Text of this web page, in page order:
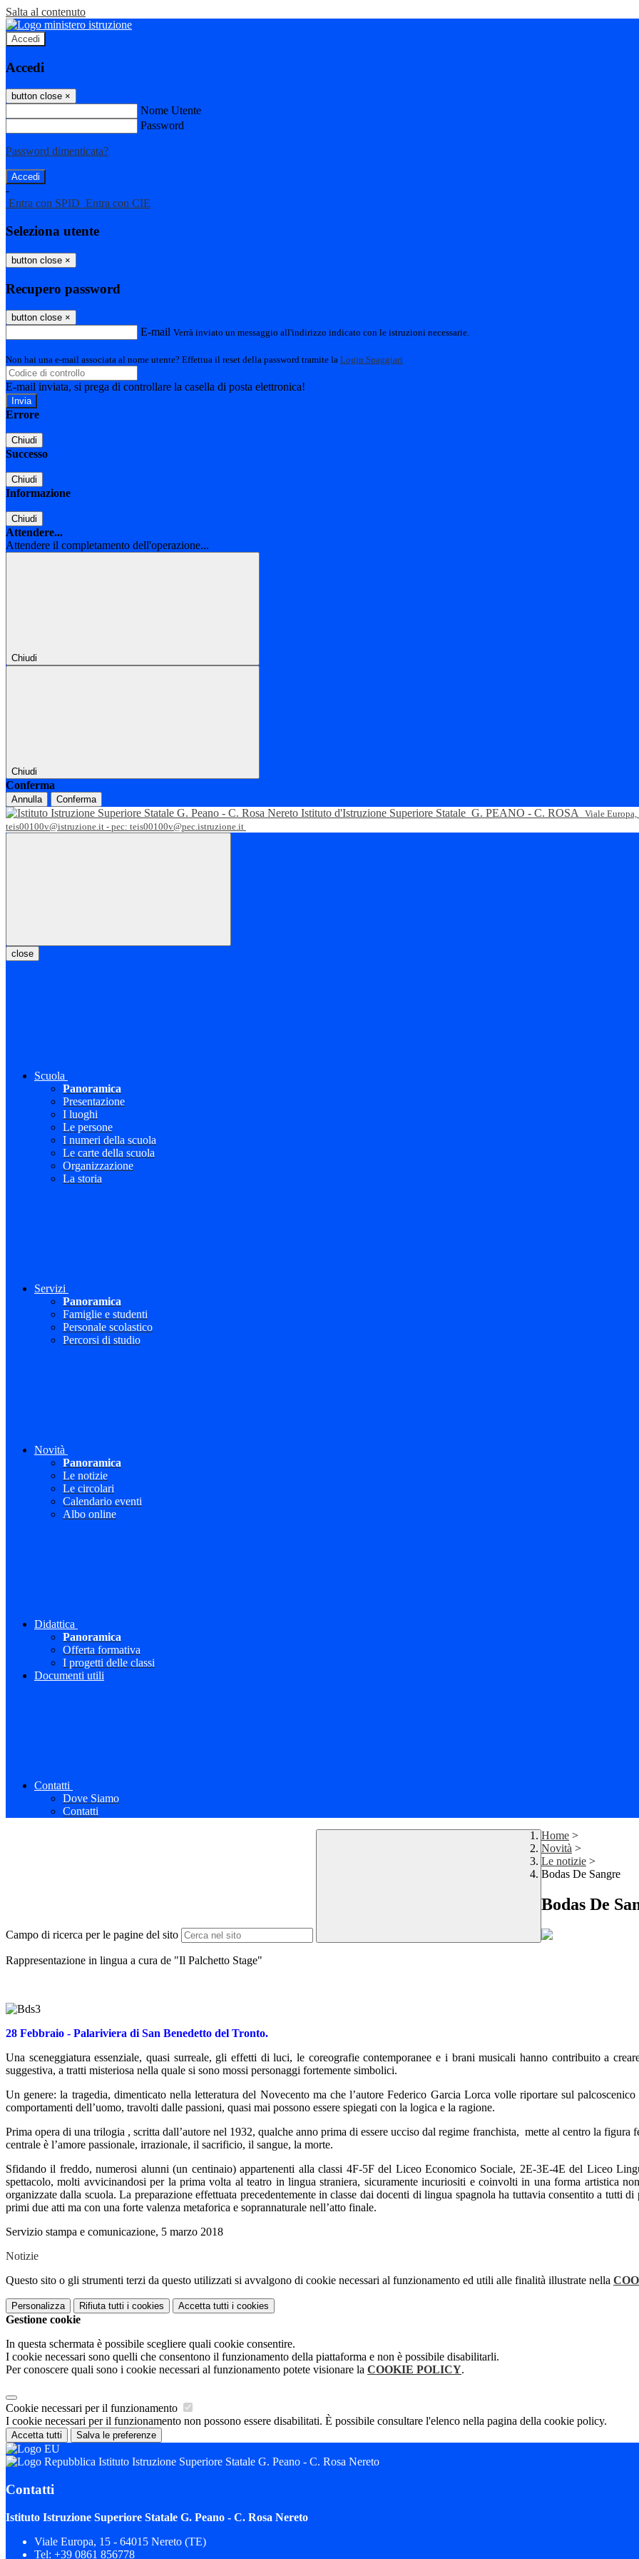
Salta al contenuto
Accedi
Accedi
button close ×
Nome Utente
Password
Password dimenticata?
-
Entra con SPID Entra con CIE
Seleziona utente
button close ×
Recupero password
button close ×
E-mail Verrà inviato un messaggio all'indirizzo indicato con le istruzioni necessarie.
Non hai una e-mail associata al nome utente? Effettua il reset della password tramite la Login Spaggiari
E-mail inviata, si prega di controllare la casella di posta elettronica!
Errore
Chiudi
Successo
Chiudi
Informazione
Chiudi
Attendere...
Attendere il completamento dell'operazione...
Chiudi
Chiudi
Conferma
Annulla Conferma
Istituto d'Istruzione Superiore Statale G. PEANO - C. ROSA
Viale
teis00100v@istruzione.it - pec: teis00100v@pec.istruzione.it
close
Scuola
Panoramica
Presentazione
I luoghi
Le persone
I numeri della scuola
Le carte della scuola
Organizzazione
La storia
Servizi
Panoramica
Famiglie e studenti
Personale scolastico
Percorsi di studio
Novità
Panoramica
Le notizie
Le circolari
Calendario eventi
Albo online
Didattica
Panoramica
Offerta formativa
I progetti delle classi
Documenti utili
Contatti
Dove Siamo
Contatti
Campo di ricerca per le pagine del sito
Home >
Novità >
Le notizie >
Bodas De Sangre
Bodas De
Rappresentazione in lingua a cura de "Il Palchetto Stage"
28 Febbraio - Palariviera di San Benedetto del Tronto.
Una sceneggiatura essenziale, quasi surreale, gli effetti di luci, le coreografie contemporanee e i brani musicali hanno contribuito a
suggestiva, a tratti misteriosa nella quale si sono mossi personaggi fortemente simbolici.
Un genere: la tragedia, dimenticato nella letteratura del Novecento ma che l’autore Federico Garcia Lorca volle riportare sul
comportamenti dell’uomo, travolti dalle passioni, quasi mai possono essere spiegati con la logica e la ragione.
Prima opera di una trilogia , scritta dall’autore nel 1932, qualche anno prima di essere ucciso dal regime franchista, mette al centro la
centrale è l’amore passionale, irrazionale, il sacrificio, il sangue, la morte.
Sfidando il freddo, numerosi alunni (un centinaio) appartenenti alla classi 4F-5F del Liceo Economico Sociale, 2E-3E-4E del Liceo
spettacolo, molti avvicinandosi per la prima volta al teatro in lingua straniera, sicuramente incuriositi e coinvolti in una forma artistica
organizzate dalla scuola. La preparazione effettuata precedentemente in classe dai docenti di lingua spagnola ha tuttavia consentito a tutti
primi due atti ma con una forte valenza metaforica e soprannaturale nell’atto finale.
Servizio stampa e comunicazione, 5 marzo 2018
Notizie
Questo sito o gli strumenti terzi da questo utilizzati si avvalgono di cookie necessari al funzionamento ed utili alle finalità illustrate nella
Personalizza Rifiuta tutti i cookies Accetta tutti i cookies
Gestione cookie
In questa schermata è possibile scegliere quali cookie consentire.
I cookie necessari sono quelli che consentono il funzionamento della piattaforma e non è possibile disabilitarli.
Per conoscere quali sono i cookie necessari al funzionamento potete visionare la COOKIE POLICY.
Cookie necessari per il funzionamento
I cookie necessari per il funzionamento non possono essere disabilitati. È possibile consultare l'elenco nella pagina della cookie policy.
Accetta tutti Salva le preferenze
Istituto Istruzione Superiore Statale G. Peano - C. Rosa Nereto
Contatti
Istituto Istruzione Superiore Statale G. Peano - C. Rosa Nereto
Viale Europa, 15 - 64015 Nereto (TE)
Tel: +39 0861 856778